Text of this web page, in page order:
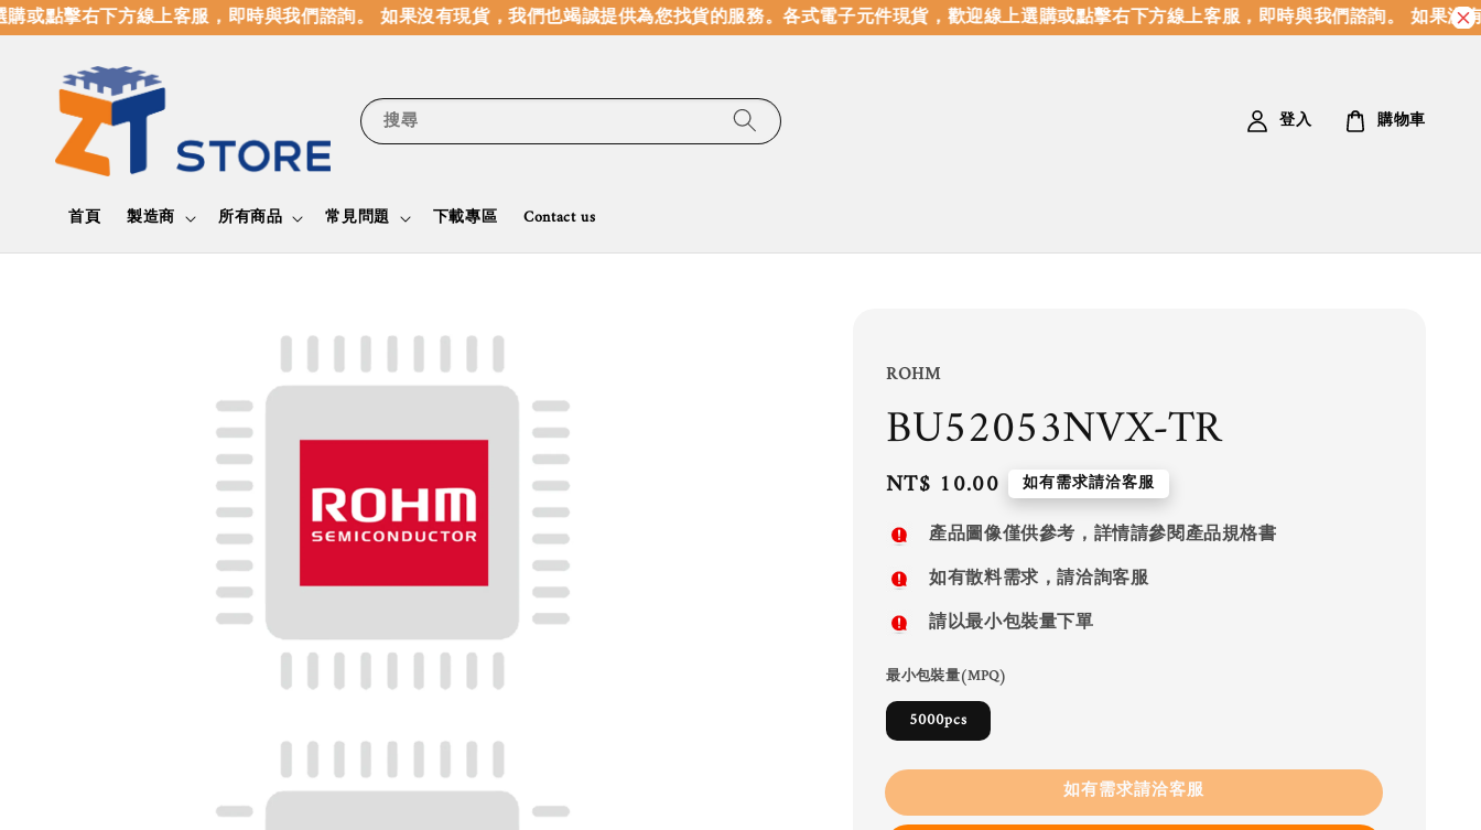
點擊右下方線上客服，即時與我們諮詢。 如果沒有現貨，我們也竭誠提供為您找貨的服務。各式電子元件現貨，歡迎線上選購或點擊右下方線上客服，即時與我們諮詢。 如果沒有
搜尋
首頁 製造商 所有商品 常見問題 下載專區 Contact us
登入 購物車
ROHM
BU52053NVX-TR
Regular
price
NT$ 10.00 如有需求請洽客服
產品圖像僅供參考，詳情請參閱產品規格書
如有散料需求，請洽詢客服
請以最小包裝量下單
最小包裝量(MPQ)
5000pcs
如有需求請洽客服